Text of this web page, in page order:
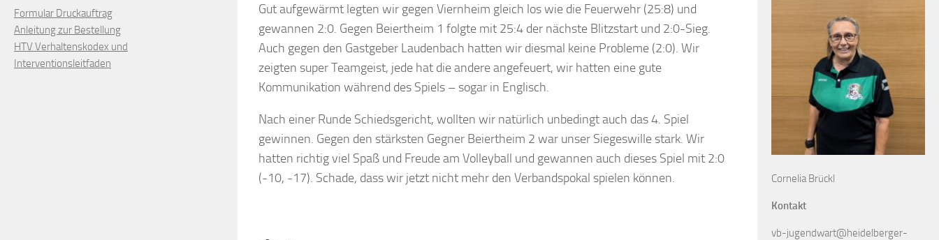
Gut aufgewärmt legten wir gegen Viernheim gleich los wie die Feuerwehr (25:8) und
gewannen 2:0. Gegen Beiertheim 1 folgte mit 25:4 der nächste Blitzstart und 2:0-Sieg.
Auch gegen den Gastgeber Laudenbach hatten wir diesmal keine Probleme (2:0). Wir
zeigten super Teamgeist, jede hat die andere angefeuert, wir hatten eine gute
Kommunikation während des Spiels – sogar in Englisch.
Nach einer Runde Schiedsgericht, wollten wir natürlich unbedingt auch das 4. Spiel
gewinnen. Gegen den stärksten Gegner Beiertheim 2 war unser Siegeswille stark. Wir
hatten richtig viel Spaß und Freude am Volleyball und gewannen auch dieses Spiel mit 2:0
(-10, -17). Schade, dass wir jetzt nicht mehr den Verbandspokal spielen können.
Formular Druckauftrag
Anleitung zur Bestellung
HTV Verhaltenskodex und
Interventionsleitfaden
Cornelia Brückl
Kontakt
vb-jugendwart@heidelberger-